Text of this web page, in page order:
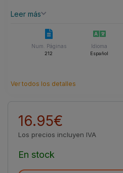
guerra de trincheras, la de las
realmente no conoce, las víctimas.
Leer más
Num. Páginas
212
Idioma
Español
Ver todos los detalles
16.95€
Los precios incluyen IVA
En stock